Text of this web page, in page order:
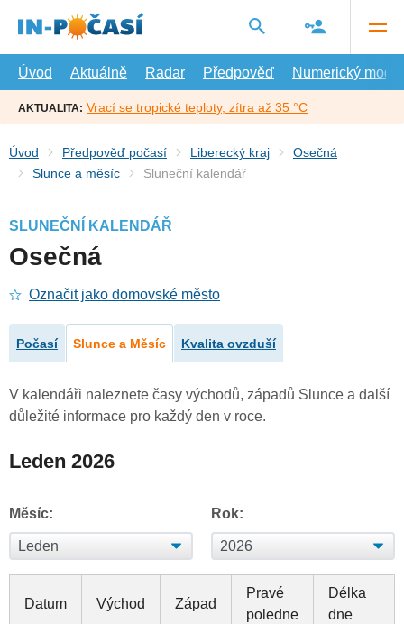
hlavní
Úvod
Aktuálně Radar Předpověď Numerický model
AKTUALITA: Vrací se tropické teploty, zítra až 35 °C
Úvod Předpověď počasí Liberecký kraj
Osečná
Slunce a měsíc
Sluneční kalendář
SLUNEČNÍ KALENDÁŘ
Osečná
Označit jako domovské město
Počasí Slunce a Měsíc Kvalita ovzduší
V kalendáři naleznete časy východů, západů Slunce a další
důležité informace pro každý den v roce.
Leden 2026
Měsíc: Rok:
Datum Východ Západ
Pravé
poledne
Délka
dne